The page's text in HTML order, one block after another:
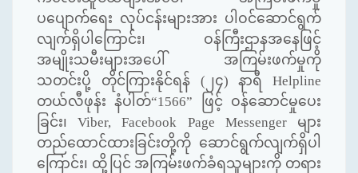
ပပျောက်ရေး လုပ်ငန်းများအား ပါဝင်ဆောင်ရွက်
လျက်ရှိပါကြောင်း၊ ဝန်ကြီးဌာနအနေဖြင့်
အမျိုးသမီးများအပေါ် အကြမ်းဖက်မှုကို
သတင်းပို့ တိုင်ကြားနိုင်ရန် (၂၄) နာရီ Helpline
တယ်လီဖုန်း နံပါတ်“1566”
ဖြင့် ဝန်ဆောင်မှုပေး
ခြင်း၊Viber, Facebook Page Messenger များ
တည်ထောင်ထားခြင်းတို့ကို ဆောင်ရွက်လျက်ရှိပါ
ကြောင်း၊ ထို့ပြင် အကြမ်းဖက်ခံရသူများကို တရား